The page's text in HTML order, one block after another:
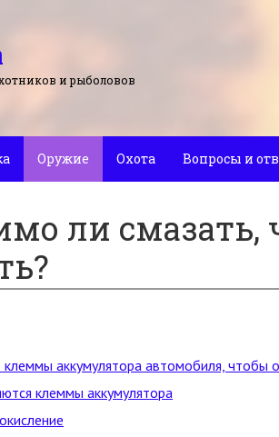
и рыболовов
Оружие Охота Вопросы и
ли смазать,
аккумулятора автомобиля, чтобы
клеммы аккумулятора